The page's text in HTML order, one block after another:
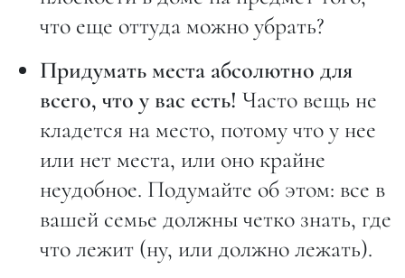
что еще оттуда можно убрать?
Придумать места абсолютно для
всего, что у вас есть! Часто вещь не
кладется на место, потому что у нее
или нет места, или оно крайне
неудобное. Подумайте об этом: все в
вашей семье должны четко знать, где
что лежит (ну, или должно лежать).